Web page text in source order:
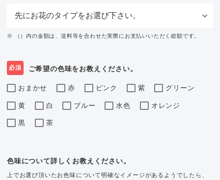
※ （）内の金額は、送料等を合わせた実際にお支払いいただく総額です。
必須 ご希望の色味をお教えください。
おまかせ 赤 ピンク 紫 グリーン
黄 白 ブルー 水色 オレンジ
黒 茶
色味について詳しくお教えください。
上でお選び頂いたお色味について明確なイメージがあるようでしたら、